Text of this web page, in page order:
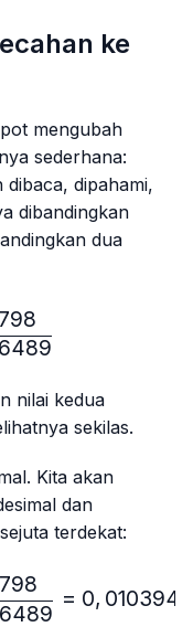
ke
mengubah
sederhana:
dibaca, dipahami,
dibandingkan
dua
\
nilai kedua
sekilas.
Kita akan
dan
terdekat:
= 0, 010394